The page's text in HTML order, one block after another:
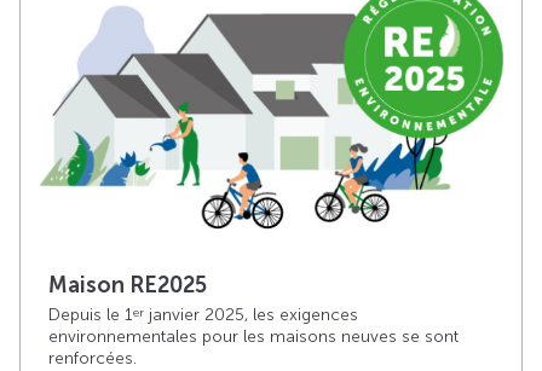
Maison RE2025
Depuis le 1er janvier 2025, les exigences
environnementales pour les maisons neuves se sont
renforcées.